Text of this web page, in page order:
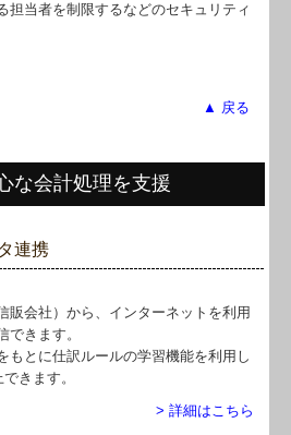
担当者を制限するなどのセキュリティ
▲ 戻る
な会計処理を支援
連携
販会社）から、インターネットを利用
できます。
もとに仕訳ルールの学習機能を利用し
きます。
> 詳細はこちら